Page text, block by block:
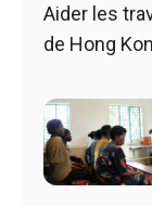
Aider les
de Hong